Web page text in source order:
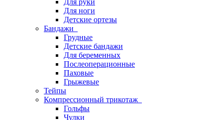
Для руки
Для ноги
Детские ортезы
Бандажи
Грудные
Детские бандажи
Для беременных
Послеоперационные
Паховые
Грыжевые
Тейпы
Компрессионный трикотаж
Гольфы
Чулки